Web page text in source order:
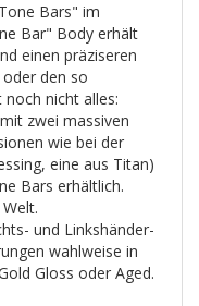
Bars" im
Bar" Body erhält
einen präziseren
den so
nicht alles:
zwei massiven
wie bei der
eine aus Titan)
Bars erhältlich.
und Linkshänder-
wahlweise in
Gloss oder Aged.